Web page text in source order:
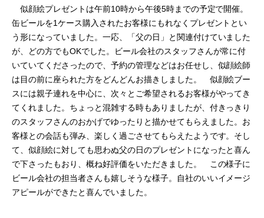
似顔絵プレゼントは午前10時から午後5時までの予定で開催。
缶ビールを1ケース購入されたお客様にもれなくプレゼントとい
う形になっていました。一応、「父の日」と関連付けていました
が、どの方でもOKでした。ビール会社のスタッフさんが常に付
いていてくださったので、予約の管理などはお任せし、似顔絵師
は目の前に座られた方をどんどんお描きしました。 似顔絵ブー
スには親子連れを中心に、次々とご希望されるお客様がやってき
てくれました。ちょっと混雑する時もありましたが、付きっきり
のスタッフさんのおかげでゆったりと描かせてもらえました。お
客様との会話も弾み、楽しく過ごさせてもらえたようです。そし
て、似顔絵に対しても思わぬ父の日のプレゼントになったと喜ん
で下さったもおり、概ね好評価をいただきました。 この様子に
ビール会社の担当者さんも嬉しそうな様子。自社のいいイメージ
アピールができたと喜んでいました。